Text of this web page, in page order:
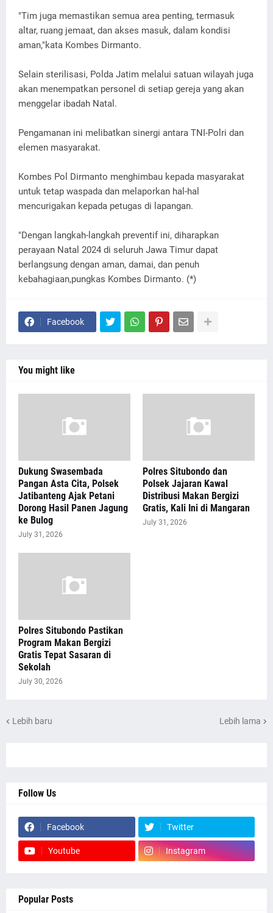
"Tim juga memastikan semua area penting, termasuk
altar, ruang jemaat, dan akses masuk, dalam kondisi
aman,"kata Kombes Dirmanto.
Selain sterilisasi, Polda Jatim melalui satuan wilayah juga
akan menempatkan personel di setiap gereja yang akan
menggelar ibadah Natal.
Pengamanan ini melibatkan sinergi antara TNI-Polri dan
elemen masyarakat.
Kombes Pol Dirmanto menghimbau kepada masyarakat
untuk tetap waspada dan melaporkan hal-hal
mencurigakan kepada petugas di lapangan.
"Dengan langkah-langkah preventif ini, diharapkan
perayaan Natal 2024 di seluruh Jawa Timur dapat
berlangsung dengan aman, damai, dan penuh
kebahagiaan,pungkas Kombes Dirmanto. (*)
Facebook
You might like
Dukung Swasembada
Pangan Asta Cita, Polsek
Jatibanteng Ajak Petani
Dorong Hasil Panen Jagung
ke Bulog
July 31, 2026
Polres Situbondo dan
Polsek Jajaran Kawal
Distribusi Makan Bergizi
Gratis, Kali Ini di Mangaran
July 31, 2026
Polres Situbondo Pastikan
Program Makan Bergizi
Gratis Tepat Sasaran di
Sekolah
July 30, 2026
Lebih baru Lebih lama
Follow Us
Facebook Twitter
Youtube Instagram
Popular Posts